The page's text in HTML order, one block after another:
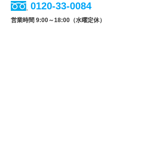
0120-33-0084
営業時間 9:00～18:00（水曜定休）